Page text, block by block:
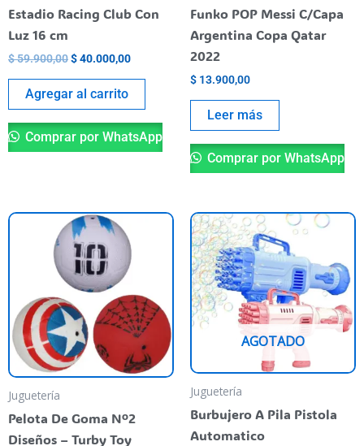
Estadio Racing Club Con
Luz 16 cm
$59.900,00$40.000,00
Agregar al carrito
Comprar por WhatsApp
Funko POP Messi C/Capa
Argentina Copa Qatar
2022
$ 13.900,00
Leer más
Comprar por WhatsApp
Juguetería
Pelota De Goma Nº2
Diseños – Turby Toy
This
product
multiple
variants.
The
options
may
chosen
AGOTADO
Juguetería
Burbujero A Pila Pistola
Automatico